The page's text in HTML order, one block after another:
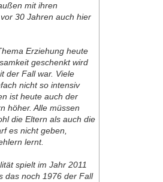
mit ihren
30 Jahren auch hier
Erziehung heute
geschenkt wird
der Fall war. Viele
nicht so intensiv
ist heute auch der
höher. Alle müssen
die Eltern als auch die
es nicht geben,
lernt.
spielt im Jahr 2011
das noch 1976 der Fall